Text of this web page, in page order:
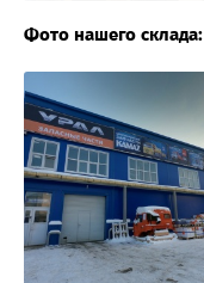
Фото нашего склада: